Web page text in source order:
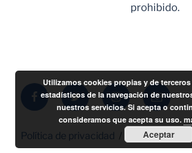
prohibido.
FacebookTwitter InstagramCorreo
Política de privacidad Funciona
Utilizamos cookies propias y de
estadísticos de la navegación de
nuestros servicios. Si acepta o
consideramos que acepta su uso.
Aceptar